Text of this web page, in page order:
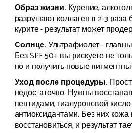
Образ жизни. Курение,
разрушают коллаген в 2-3
курите - результат может
Солнце.Ультрафиолет -
Без SPF 50+ вы рискуете не
но и получить новые
Уход после процедуры.
недостаточно. Нужны
пептидами, гиалуроновой
антиоксидантами. Без них кожа
восстановиться, и результат